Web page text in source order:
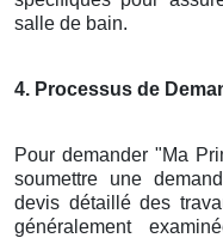
salle de bain.
4. Processus de
Pour demander "Ma
soumettre une
devis détaillé des
généralement